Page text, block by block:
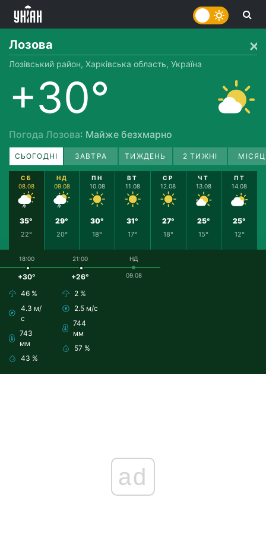
Лозова
Лозівський район, Харківська область, Україна
+30°
Погода Лозова: Майже безхмарно
СЬОГОДНІ ЗАВТРА ТИЖДЕНЬ 2 ТИЖНІ
СБ
08.08
35°
22°
НД
09.08
29°
20°
ПН
10.08
30°
18°
ВТ
11.08
31°
17°
СР
12.08
27°
18°
ЧТ
13.08
25°
15°
ПТ
14.08
25°
12°
18:00
+30°
46 %
4.3 м/
с
743
мм
43 %
21:00
+26°
2 %
2.5 м/с
744
мм
57 %
НД
09.08
ad